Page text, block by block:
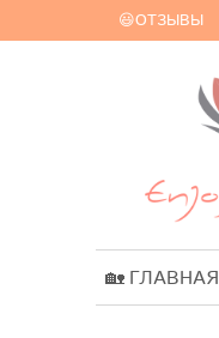
😃ОТЗЫВЫ
🏡 ГЛАВНАЯ